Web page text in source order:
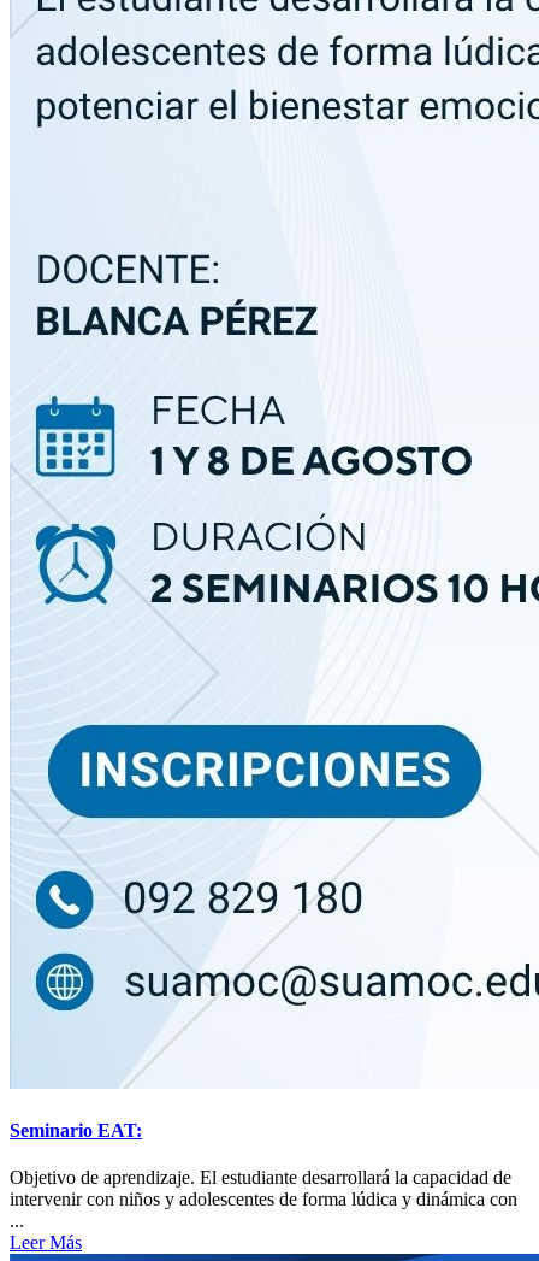
Seminario EAT:
Objetivo de aprendizaje. El estudiante desarrollará la capacidad de
intervenir con niños y adolescentes de forma lúdica y dinámica con
...
Leer Más